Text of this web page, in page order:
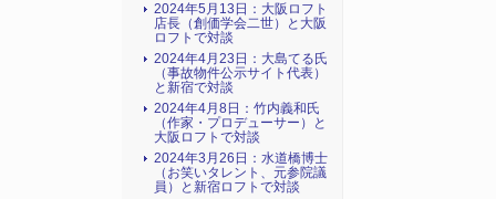
2024年5月13日：大阪ロフト
店長（創価学会二世）と大阪
ロフトで対談
2024年4月23日：大島てる氏
（事故物件公示サイト代表）
と新宿で対談
2024年4月8日：竹内義和氏
（作家・プロデューサー）と
大阪ロフトで対談
2024年3月26日：水道橋博士
（お笑いタレント、元参院議
員）と新宿ロフトで対談